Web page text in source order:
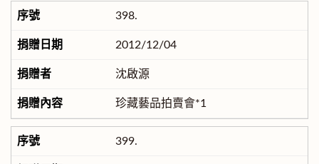
398.
2012/12/04
沈啟源
珍藏藝品拍賣會*1
399.